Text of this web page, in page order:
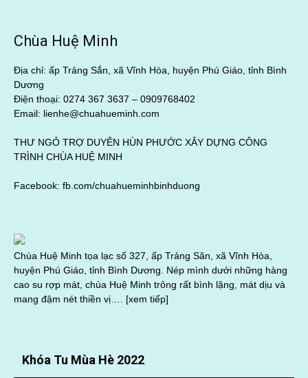
Chùa Huệ Minh
Địa chỉ: ấp Trảng Sắn, xã Vĩnh Hòa, huyện Phú Giáo, tỉnh Bình
Dương
Điện thoại: 0274 367 3637 – 0909768402
Email: lienhe@chuahueminh.com
THƯ NGỎ TRỢ DUYÊN HÙN PHƯỚC XÂY DỰNG CÔNG
TRÌNH CHÙA HUỆ MINH
Facebook: fb.com/chuahueminhbinhduong
Chùa Huệ Minh tọa lạc số 327, ấp Trảng Săn, xã Vĩnh Hòa,
huyện Phú Giáo, tỉnh Bình Dương. Nép mình dưới những hàng
cao su rợp mát, chùa Huệ Minh trông rất bình lặng, mát dịu và
mang đậm nét thiền vị…. [xem tiếp]
Khóa Tu Mùa Hè 2022